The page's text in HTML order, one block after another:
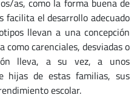
as, como la forma buena de
facilita el desarrollo adecuado
llevan a una concepción
carenciales, desviadas o
lleva, a su vez, a unos
hijas de estas familias, sus
escolar.